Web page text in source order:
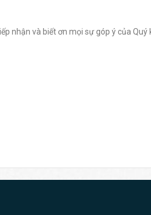
nhận và biết ơn mọi sự góp ý của Quý